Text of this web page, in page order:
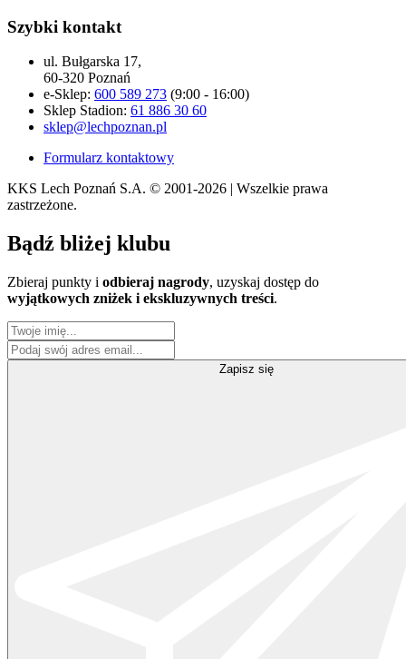
Szybki kontakt
ul. Bułgarska 17,
60-320 Poznań
e-Sklep: 600 589 273 (9:00 - 16:00)
Sklep Stadion: 61 886 30 60
sklep@lechpoznan.pl
Formularz kontaktowy
KKS Lech Poznań S.A. © 2001-2026 | Wszelkie prawa
zastrzeżone.
Bądź bliżej klubu
Zbieraj punkty i odbieraj nagrody, uzyskaj dostęp do
wyjątkowych zniżek i ekskluzywnych treści.
Zapisz się